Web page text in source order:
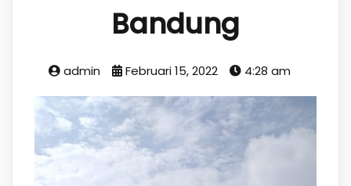
Bandung
admin Februari 15, 2022 4:28 am